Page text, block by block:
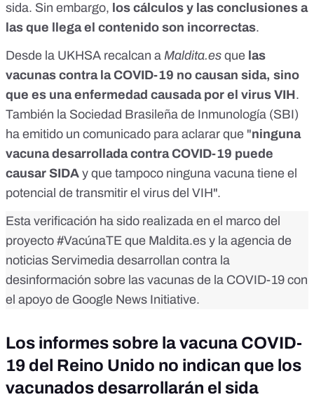
sida. Sin embargo, los cálculos y las conclusiones a
las que llega el contenido son incorrectas.
Desde la UKHSA recalcan a Maldita.es que las
vacunas contra la COVID-19 no causan sida, sino
que es una enfermedad causada por el virus VIH.
También la Sociedad Brasileña de Inmunología (SBI)
ha emitido un comunicado para aclarar que "ninguna
vacuna desarrollada contra COVID-19 puede
causar SIDA y que tampoco ninguna vacuna tiene el
potencial de transmitir el virus del VIH".
Esta verificación ha sido realizada en el marco del
proyecto #VacúnaTE que Maldita.es y la agencia de
noticias Servimedia desarrollan contra la
desinformación sobre las vacunas de la COVID-19 con
el apoyo de Google News Initiative.
Los informes sobre la vacuna COVID-
19 del Reino Unido no indican que los
vacunados desarrollarán el sida